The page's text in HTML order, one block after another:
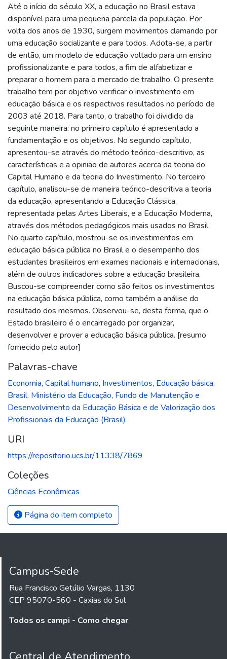
Até o início do século XX, a educação no Brasil estava
disponível para uma pequena parcela da população. Por
volta dos anos de 1930, surgem movimentos clamando por
uma educação socializante e para todos. Adota-se, a partir
de então, um modelo de educação voltado para um ensino
profissionalizante e para todos, a fim de alfabetizar e
preparar o homem para o mercado de trabalho. O presente
trabalho tem por objetivo verificar o investimento em
educação básica e os respectivos resultados no período de
2003 até 2018. Para tanto, o trabalho foi dividido da
seguinte maneira: no primeiro capítulo é apresentado a
fundamentação e os objetivos. No segundo capítulo,
apresentou-se através do método teórico-descritivo, as
características e a opinião de autores acerca da teoria do
Capital Humano e da teoria do Investimento. No terceiro
capítulo, analisou-se de maneira teórico-descritiva a teoria
da educação, apresentando a Educação Clássica,
representada pelas Artes Liberais, e a Educação Moderna,
através dos métodos pedagógicos mais usados no Brasil.
No quarto capítulo, mostrou-se os investimentos em
educação básica pública no Brasil e o desempenho dos
estudantes brasileiros em exames nacionais e internacionais,
além de outros indicadores sobre a educação brasileira.
Buscou-se compreender como são feitos os investimentos
na educação básica pública, como também a análise do
resultado dos mesmos. Observou-se, desta forma, que o
Estado brasileiro é o encarregado por organizar,
desenvolver e prover a educação básica pública. [resumo
fornecido pelo autor]
Palavras-chave
Economia, Capital humano, Investimentos, Educação básica,
Brasil. Ministério da Educação, Fundo de Manutenção e
Desenvolvimento da Educação Básica e de Valorização dos
Profissionais da Educação (Brasil)
URI
https://repositorio.ucs.br/11338/7869
Coleções
Ciências Econômicas
Página do item completo
Campus-Sede
Rua Francisco Getúlio Vargas, 1130
CEP 95070-560 - Caxias do Sul
Todos os campi - Como chegar